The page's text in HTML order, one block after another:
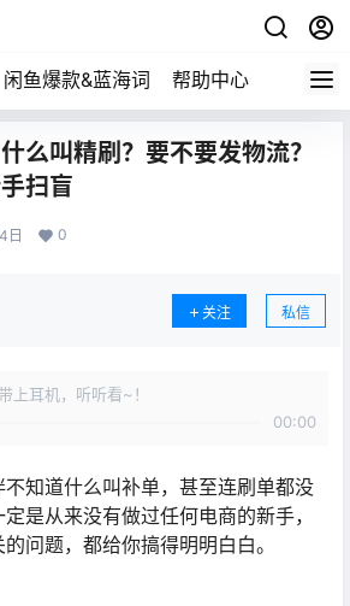
闲鱼爆款&蓝海词 帮助中心
么叫精刷？要不要发物流？
扫盲
日 0
关注 私信
上耳机，听听看~！
00:00
知道什么叫补单，甚至连刷单都没
是从来没有做过任何电商的新手，
问题，都给你搞得明明白白。